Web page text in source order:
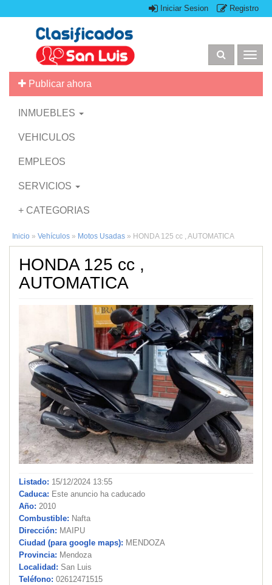
Iniciar Sesion Registro
Publicar ahora
INMUEBLES
VEHICULOS
EMPLEOS
SERVICIOS
+ CATEGORIAS
Inicio » Vehículos » Motos Usadas » HONDA 125 cc , AUTOMATICA
HONDA 125 cc ,
AUTOMATICA
Listado: 15/12/2024 13:55
Caduca: Este anuncio ha caducado
Año: 2010
Combustible: Nafta
Dirección: MAIPU
Ciudad (para google maps): MENDOZA
Provincia: Mendoza
Localidad: San Luis
Teléfono: 02612471515